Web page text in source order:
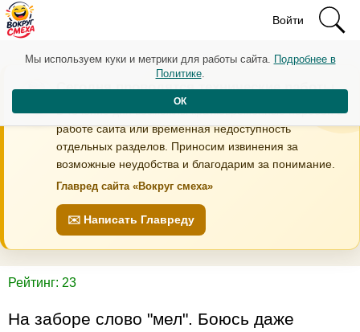
Войти
Сегодня проводятся технические работы
В течение дня возможны кратковременные перебои в
работе сайта или временная недоступность
отдельных разделов. Приносим извинения за
возможные неудобства и благодарим за понимание.
Главред сайта «Вокруг смеха»
✉️ Написать Главреду
Рейтинг: 23
На заборе слово "мел". Боюсь даже
Мы используем куки и метрики для работы сайта. Подробнее в
Политике.
ОК